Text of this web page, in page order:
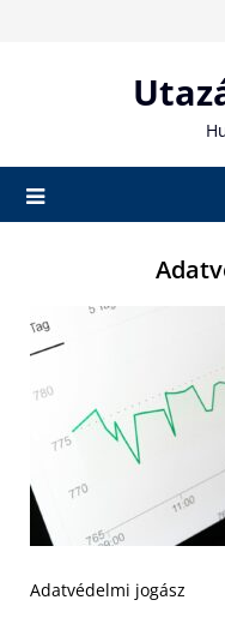
Adatvédelmi jogász